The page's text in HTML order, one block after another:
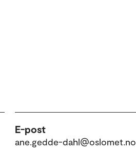
E-post
ane.gedde-dahl@oslomet.no